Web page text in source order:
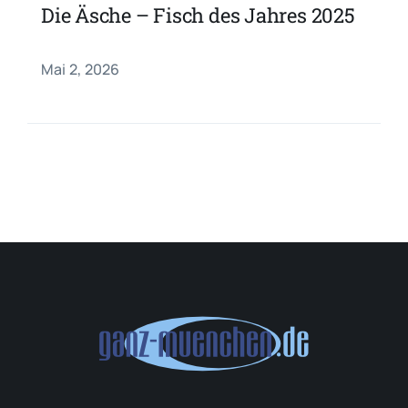
Die Äsche – Fisch des Jahres 2025
Mai 2, 2026